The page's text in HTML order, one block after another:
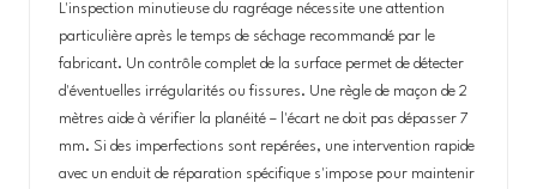
L'inspection minutieuse du ragréage nécessite une attention
particulière après le temps de séchage recommandé par le
fabricant. Un contrôle complet de la surface permet de détecter
d'éventuelles irrégularités ou fissures. Une règle de maçon de 2
mètres aide à vérifier la planéité – l'écart ne doit pas dépasser 7
mm. Si des imperfections sont repérées, une intervention rapide
avec un enduit de réparation spécifique s'impose pour maintenir